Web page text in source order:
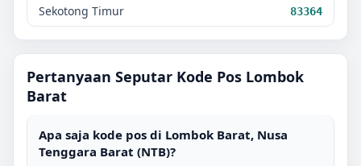
Sekotong Timur 83364
Pertanyaan Seputar Kode Pos Lombok
Barat
Apa saja kode pos di Lombok Barat, Nusa
Tenggara Barat (NTB)?